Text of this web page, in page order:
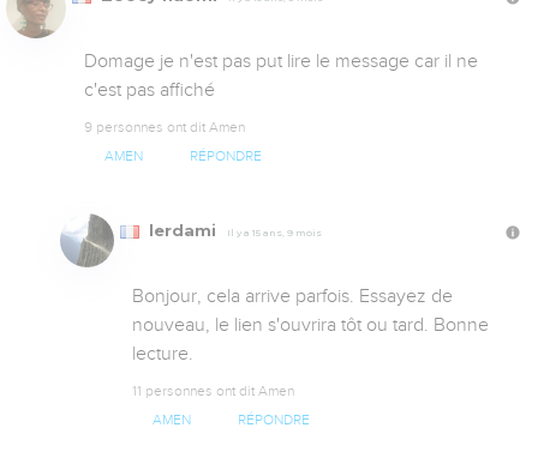
Domage je n'est pas put lire le message car il ne
c'est pas affiché
9 personnes ont dit Amen
AMEN RÉPONDRE
lerdami Il y a 15 ans, 9 mois
Bonjour, cela arrive parfois. Essayez de
nouveau, le lien s'ouvrira tôt ou tard. Bonne
lecture.
11 personnes ont dit Amen
AMEN RÉPONDRE